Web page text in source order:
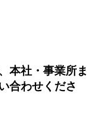
本社・事業所ま
合わせくださ